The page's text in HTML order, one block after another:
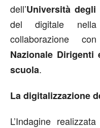
dell’Università degli
del digitale
collaborazione
Nazionale
scuola.
La digitalizzazione
L’Indagine